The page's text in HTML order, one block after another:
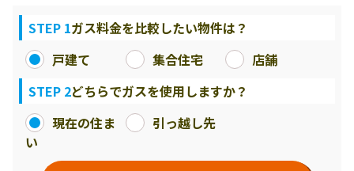
STEP 1ガス料金を比較したい物件は？
戸建て
集合住宅
店舗
STEP 2どちらでガスを使用しますか？
現在の住ま
い
引っ越し先